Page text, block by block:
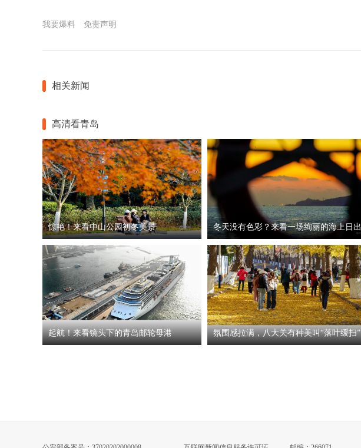
我要爆料 免责声明
相关新闻
高清看青岛
惊艳！来看中山公园初冬美景 冬天没有色彩？来看一场绚丽的海上日出
起航！来看镜头下的青岛邮轮母港 氛围感拉满，八大关有种美叫“落叶缓扫”